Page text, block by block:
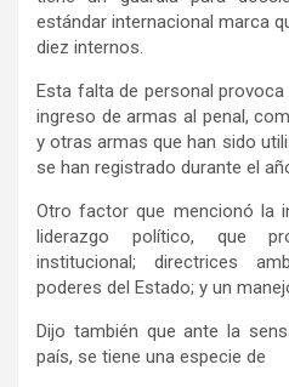
estándar internacional marca
diez internos.
Esta falta de personal
ingreso de armas al penal,
y otras armas que han sido
se han registrado durante el
Otro factor que mencionó la
liderazgo político, que
institucional; directrices
poderes del Estado; y un
Dijo también que ante la
país, se tiene una especie de